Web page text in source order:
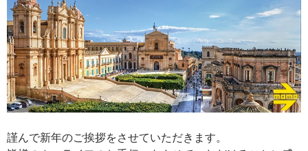
謹んで新年のご挨拶をさせていただきます。